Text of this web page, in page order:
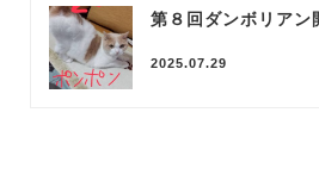
第８回ダンボリアン
2025.07.29